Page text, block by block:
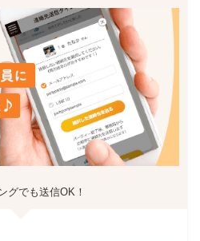
グでも送信OK！